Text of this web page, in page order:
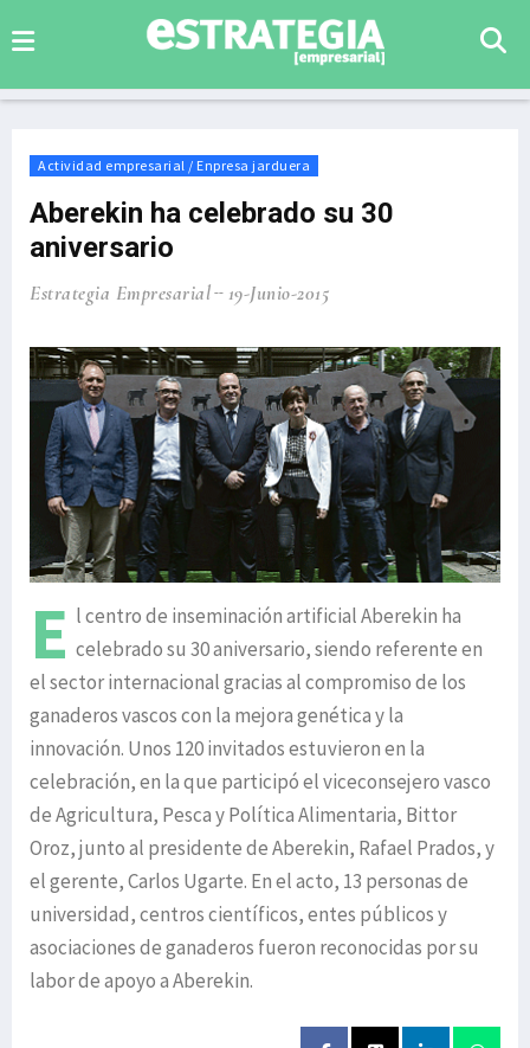
Actividad empresarial / Enpresa jarduera
Aberekin ha celebrado su 30
aniversario
Estrategia Empresarial 19-Junio-2015
E l centro de inseminación artificial Aberekin ha
celebrado su 30 aniversario, siendo referente en
el sector internacional gracias al compromiso de los
ganaderos vascos con la mejora genética y la
innovación. Unos 120 invitados estuvieron en la
celebración, en la que participó el viceconsejero vasco
de Agricultura, Pesca y Política Alimentaria, Bittor
Oroz, junto al presidente de Aberekin, Rafael Prados, y
el gerente, Carlos Ugarte. En el acto, 13 personas de
universidad, centros científicos, entes públicos y
asociaciones de ganaderos fueron reconocidas por su
labor de apoyo a Aberekin.